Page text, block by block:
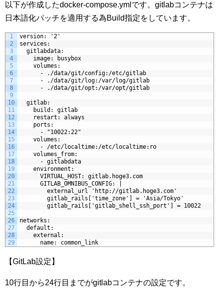
以下が作成したdocker-compose.ymlです。gitlabコンテナは
日本語化パッチを適用する為Build指定をしています。
1
2
3
4
5
6
7
8
9
10
11
12
13
14
15
16
17
18
19
20
21
22
23
24
25
26
27
28
29
version: '2'
services:
gitlabdata:
image: busybox
volumes:
- ./data/git/config:/etc/gitlab
- ./data/git/log:/var/log/gitlab
- ./data/git/opt:/var/opt/gitlab
gitlab:
build: gitlab
restart: always
ports:
- "10022:22"
volumes:
- /etc/localtime:/etc/localtime:ro
volumes_from:
- gitlabdata
environment:
VIRTUAL_HOST: gitlab.hoge3.com
GITLAB_OMNIBUS_CONFIG: |
external_url 'http://gitlab.hoge3.com'
gitlab_rails['time_zone'] = 'Asia/Tokyo'
gitlab_rails['gitlab_shell_ssh_port'] = 10022
networks:
default:
external:
name: common_link
【GitLab設定】
10行目から24行目までがgitlabコンテナの設定です。